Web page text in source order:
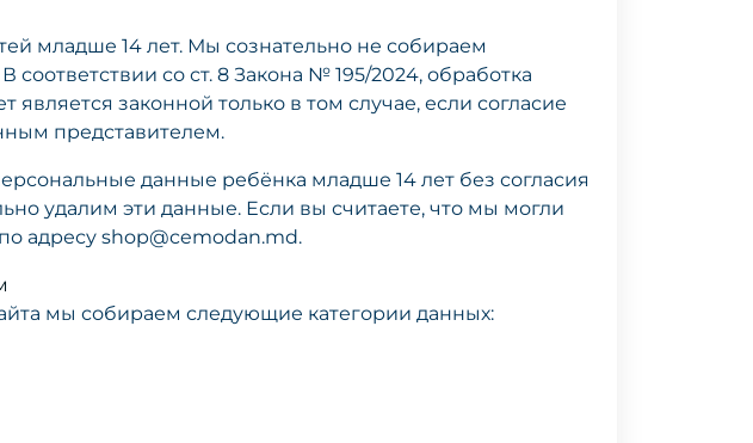
младше 14 лет. Мы сознательно не собираем
со ст. 8 Закона № 195/2024, обработка
законной только в том случае, если согласие
представителем.
данные ребёнка младше 14 лет без согласия
удалим эти данные. Если вы считаете, что мы могли
адресу shop@cemodan.md.
мы собираем следующие категории данных: